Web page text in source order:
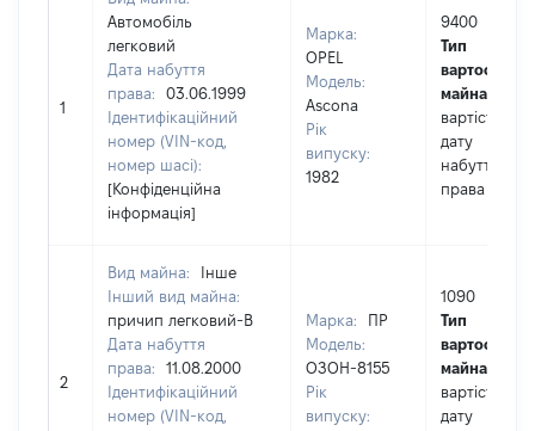
1
Автомобіль
легковий
Дата набуття
права:
03.06.1999
Ідентифікаційний
номер (VIN-код,
номер шасі):
[Конфіденційна
інформація]
Марка:
OPEL
Модель:
Ascona
Рік
випуску:
1982
9400
Тип
вартості
майна:
вартість на
дату
набуття
права
2
Вид майна:
Інше
Інший вид майна:
причип легковий-В
Дата набуття
права:
11.08.2000
Ідентифікаційний
номер (VIN-код,
Марка:
ПР
Модель:
ОЗОН-8155
Рік
випуску:
1090
Тип
вартості
майна:
вартість на
дату